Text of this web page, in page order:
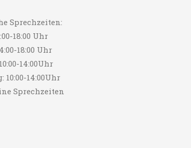
Sprechzeiten:
18:00 Uhr
18:00 Uhr
14:00Uhr
10:00-14:00Uhr
Sprechzeiten